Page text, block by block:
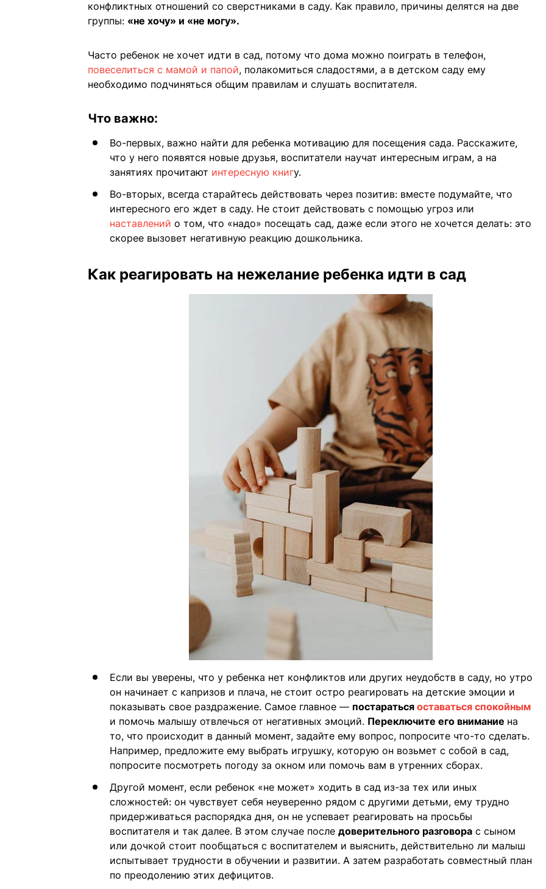
конфликтных отношений со сверстниками в саду. Как правило, причины делятся на две
группы: «не хочу» и «не могу».
Часто ребенок не хочет идти в сад, потому что дома можно поиграть в телефон,
повеселиться с мамой и папой, полакомиться сладостями, а в детском саду ему
необходимо подчиняться общим правилам и слушать воспитателя.
Что важно:
Во-первых, важно найти для ребенка мотивацию для посещения сада. Расскажите,
что у него появятся новые друзья, воспитатели научат интересным играм, а на
занятиях прочитают интересную книгу.
Во-вторых, всегда старайтесь действовать через позитив: вместе подумайте, что
интересного его ждет в саду. Не стоит действовать с помощью угроз или
наставлений о том, что «надо» посещать сад, даже если этого не хочется делать: это
скорее вызовет негативную реакцию дошкольника.
Как реагировать на нежелание ребенка идти в сад
Если вы уверены, что у ребенка нет конфликтов или других неудобств в саду, но утро
он начинает с капризов и плача, не стоит остро реагировать на детские эмоции и
показывать свое раздражение. Самое главное — постараться оставаться спокойным
и помочь малышу отвлечься от негативных эмоций. Переключите его внимание на
то, что происходит в данный момент, задайте ему вопрос, попросите что-то сделать.
Например, предложите ему выбрать игрушку, которую он возьмет с собой в сад,
попросите посмотреть погоду за окном или помочь вам в утренних сборах.
Другой момент, если ребенок «не может» ходить в сад из-за тех или иных
сложностей: он чувствует себя неуверенно рядом с другими детьми, ему трудно
придерживаться распорядка дня, он не успевает реагировать на просьбы
воспитателя и так далее. В этом случае после доверительного разговора с сыном
или дочкой стоит пообщаться с воспитателем и выяснить, действительно ли малыш
испытывает трудности в обучении и развитии. А затем разработать совместный план
по преодолению этих дефицитов.